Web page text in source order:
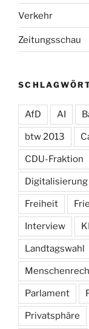
Verkehr
Zeitungsschau
AfD AI
btw 2013
CDU-Fraktion
Digitalisierung
Freiheit
Interview KI
Landtagswahl
Parlament
Privatsphäre